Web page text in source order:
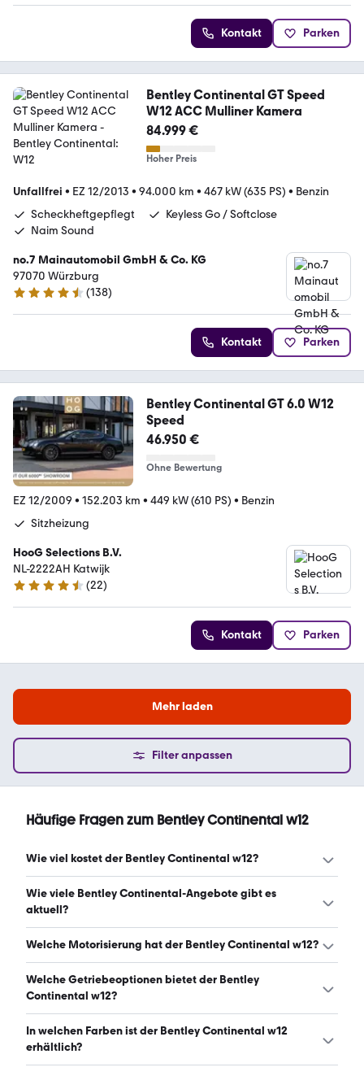
Kontakt Parken
Bentley Continental GT Speed
W12 ACC Mulliner Kamera
84.999 €
Hoher Preis
Unfallfrei • EZ 12/2013 • 94.000 km • 467 kW (635 PS) • Benzin
Scheckheftgepflegt
Keyless Go / Softclose
Naim Sound
no.7 Mainautomobil GmbH & Co. KG
97070 Würzburg
4.6 Sterne
(138)
Kontakt Parken
Bentley Continental GT 6.0 W12
Speed
46.950 €
Ohne Bewertung
EZ 12/2009 • 152.203 km • 449 kW (610 PS) • Benzin
Sitzheizung
HooG Selections B.V.
NL-2222AH Katwijk
4.3 Sterne
(22)
Kontakt Parken
Mehr laden
Filter anpassen
Häufige Fragen zum Bentley Continental w12
Wie viel kostet der Bentley Continental w12?
Ein guter Preis für einen Bentley Continental w12 liegt
zwischen 53.217 € und 174.887 €. (Stand: 7.8.2026)
Wie viele Bentley Continental-Angebote gibt es
aktuell?
Es gibt insgesamt 210 Bentley Continental bei mobile.de,
7.8.2026)
Welche Motorisierung hat der Bentley Continental w12?
Der Bentley Continental w12 hat Leistungen zwischen 559
und 659 PS. (Stand: 7.8.2026)
Welche Getriebeoptionen bietet der Bentley
Continental w12?
Der Bentley Continental w12 ist mit automatischem und
halbautomatischem Getriebe erhältlich. (Stand: 7.8.2026)
In welchen Farben ist der Bentley Continental w12
erhältlich?